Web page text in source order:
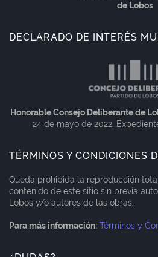
de Lobos
DECLARADO DE INTERÉS
Honorable Consejo Deliberante de
24 de mayo de 2022.
TÉRMINOS Y CONDICIONES
Queda prohibida la reproducción
contenido de este sitio sin previa
Lobos y/o autores de las obras.
Para más información: Términos y